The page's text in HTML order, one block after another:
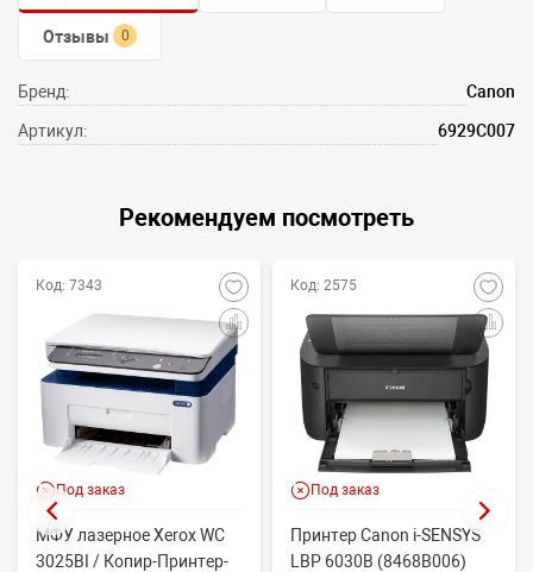
Отзывы 0
Бренд: Canon
Артикул: 6929C007
Рекомендуем посмотреть
Код: 7343
Под заказ
МФУ лазерное Xerox WC
3025BI / Копир-Принтер-
Код: 2575
Под заказ
Принтер Canon i-SENSYS
LBP 6030B (8468B006)